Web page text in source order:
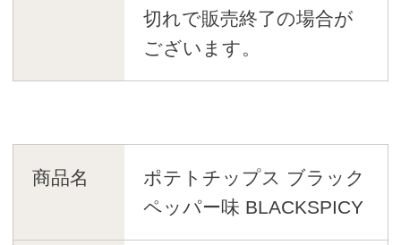
切れで販売終了の場合が
ございます。
商品名
ポテトチップス ブラック
ペッパー味 BLACKSPICY